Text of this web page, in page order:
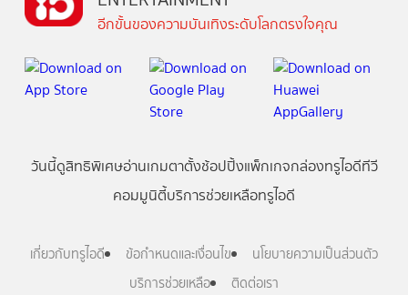
อีกขั้นของความบันเทิงระดับโลกตรงใจคุณ
วันนี้ดูสิทธิพิเศษอ่านเกมตาตั้งช้อปปิ้งแพ็กเกจกล่องทรูไอดีทีวี
คอมมูนิตี้บริการช่วยเหลือทรูไอดี
เกี่ยวกับทรูไอดี ข้อกำหนดและเงื่อนไข
นโยบายความเป็นส่วนตัว
บริการช่วยเหลือ
ติดต่อเรา